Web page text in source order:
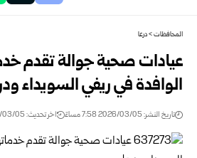
المحافظات>درعا
عيادات صحية جوالة تقدم
الوافدة في ريفي السويداء
تاريخ النشر: 2026/03/05 7:58 مساءً اخر تحديث: 2026/03/05 8:28 مساءً